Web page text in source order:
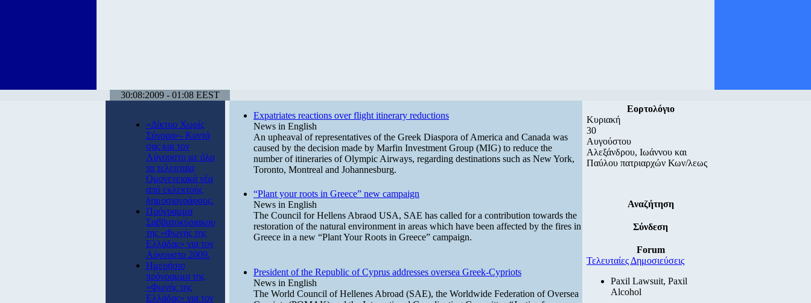
30:08:2009 - 01:08 EEST
«Δίκτυο Χωρίς
Σύνορα»- Κοντά
σας και τον
Αύγουστο με όλο
τα τελευταία
Ομογενειακά νέα
από εκλεκτούς
δημοσιογράφους.
Πρόγραμμα
Σαββατοκύριακου
της «Φωνής της
Ελλάδας» για τον
Αύγουστο 2009.
Ημερήσιο
πρόγραμμα της
«Φωνής της
Ελλάδας» για τον
Expatriates reactions over flight itinerary reductions
News in English
An upheaval of representatives of the Greek Diaspora of America and Canada was
caused by the decision made by Marfin Investment Group (MIG) to reduce the
number of itineraries of Olympic Airways, regarding destinations such as New York,
Toronto, Montreal and Johannesburg.
“Plant your roots in Greece” new campaign
News in English
The Council for Hellens Abraod USA, SAE has called for a contribution towards the
restoration of the natural environment in areas which have been affected by the fires in
Greece in a new “Plant Your Roots in Greece” campaign.
President of the Republic of Cyprus addresses oversea Greek-Cypriots
News in English
The World Council of Hellenes Abroad (SAE), the Worldwide Federation of Oversea
Εορτολόγιο
Κυριακή
30
Αυγούστου
Αλεξάνδρου, Ιωάννου και
Παύλου πατριαρχών Κων/λεως
Αναζήτηση
Σύνδεση
Forum
Τελευταίες Δημοσιεύσεις
Paxil Lawsuit, Paxil
Alcohol